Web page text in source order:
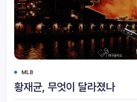
MLB
황재균, 무엇이 달라졌나